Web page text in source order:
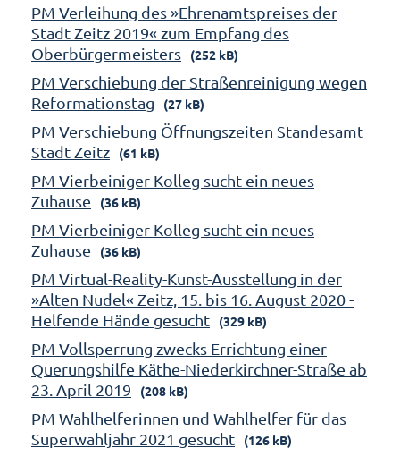
PM Verleihung des »Ehrenamtspreises der
Stadt Zeitz 2019« zum Empfang des
Oberbürgermeisters
(252 kB)
PM Verschiebung der Straßenreinigung wegen
Reformationstag
(27 kB)
PM Verschiebung Öffnungszeiten Standesamt
Stadt Zeitz
(61 kB)
PM Vierbeiniger Kolleg sucht ein neues
Zuhause
(36 kB)
PM Vierbeiniger Kolleg sucht ein neues
Zuhause
(36 kB)
PM Virtual-Reality-Kunst-Ausstellung in der
»Alten Nudel« Zeitz, 15. bis 16. August 2020 -
Helfende Hände gesucht
(329 kB)
PM Vollsperrung zwecks Errichtung einer
Querungshilfe Käthe-Niederkirchner-Straße ab
23. April 2019
(208 kB)
PM Wahlhelferinnen und Wahlhelfer für das
Superwahljahr 2021 gesucht
(126 kB)